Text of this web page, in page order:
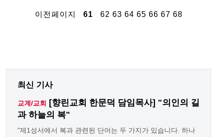
이전페이지 61 62 63 64 65 66 67 68
최신 기사
교계/교회
[향린교회 한문덕 담임목사] "의인의 길
과 하늘의 복"
"제1성서에서 복과 관련된 단어는 두 가지가 있습니다. 하나